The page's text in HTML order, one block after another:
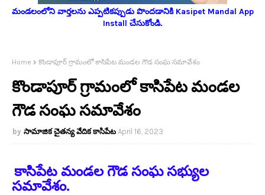
మండలంలోని వార్తలను ఎప్పటికప్పుడు పొందడానికి Kasipet Mandal App
Install చేసుకోండి.
Home కొండాపూర్ గ్రామంలో కాసిపేట మండల గౌడ సంఘ సమావేశం
కొండాపూర్ గ్రామంలో కాసిపేట మండల
గౌడ సంఘ సమావేశం
సామాజిక చైతన్య వేదిక కాసిపేట April 16, 2023
కాసిపేట మండల గౌడ సంఘ సభ్యుల
సమావేశం.